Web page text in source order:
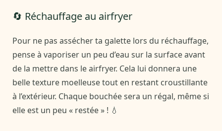
🔄 Réchauffage au airfryer
Pour ne pas assécher ta galette lors du réchauffage,
pense à vaporiser un peu d’eau sur la surface avant
de la mettre dans le airfryer. Cela lui donnera une
belle texture moelleuse tout en restant croustillante
à l’extérieur. Chaque bouchée sera un régal, même si
elle est un peu « restée » ! 💧